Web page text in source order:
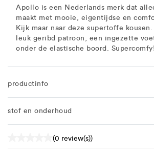
Apollo is een Nederlands merk dat
maakt met mooie, eigentijdse en
Kijk maar naar deze supertoffe
leuk geribd patroon, een ingezette
onder de elastische boord. Supercomfy!
productinfo
stof en onderhoud
(0 review(s))